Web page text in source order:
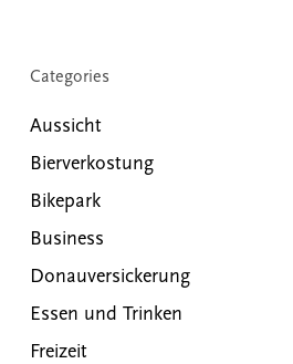
Categories
Aussicht
Bierverkostung
Bikepark
Business
Donauversickerung
Essen und Trinken
Freizeit